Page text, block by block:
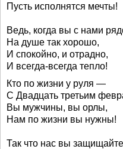
Пусть исполнятся мечты!
Ведь, когда вы с нами
На душе так хорошо,
И спокойно, и отрадно,
И всегда-всегда тепло!
Кто по жизни у руля —
С Двадцать третьим
Вы мужчины, вы орлы,
Нам по жизни вы нужны!
Так что нас вы защищайте